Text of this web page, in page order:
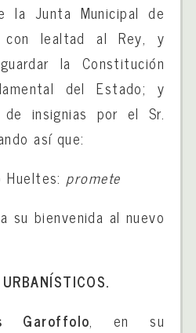
la Junta Municipal de
con lealtad al Rey, y
la Constitución
del Estado; y
insignias por el Sr.
así que:
Hueltes: promete
su bienvenida al nuevo
Garoffolo, en su